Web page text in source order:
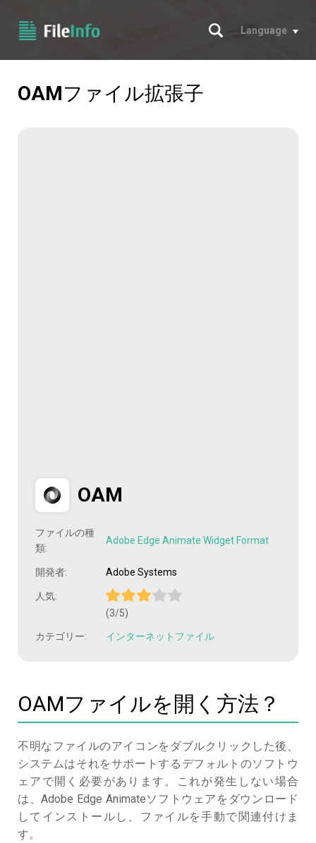
サーチ
Language
OAMファイル拡張子
OAM
ファイルの種
類:
Adobe Edge Animate Widget Format
開発者: Adobe Systems
人気:
(3/5)
カテゴリー: インターネットファイル
OAMファイルを開く方法？
不明なファイルのアイコンをダブルクリックした後、
システムはそれをサポートするデフォルトのソフトウ
ェアで開く必要があります。これが発生しない場合
は、Adobe Edge Animateソフトウェアをダウンロード
してインストールし、ファイルを手動で関連付けま
す。